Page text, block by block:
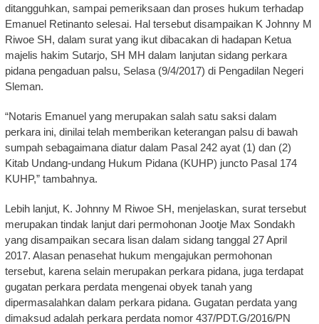
ditangguhkan, sampai pemeriksaan dan proses hukum terhadap
Emanuel Retinanto selesai. Hal tersebut disampaikan K Johnny M
Riwoe SH, dalam surat yang ikut dibacakan di hadapan Ketua
majelis hakim Sutarjo, SH MH dalam lanjutan sidang perkara
pidana pengaduan palsu, Selasa (9/4/2017) di Pengadilan Negeri
Sleman.
“Notaris Emanuel yang merupakan salah satu saksi dalam
perkara ini, dinilai telah memberikan keterangan palsu di bawah
sumpah sebagaimana diatur dalam Pasal 242 ayat (1) dan (2)
Kitab Undang-undang Hukum Pidana (KUHP) juncto Pasal 174
KUHP,” tambahnya.
Lebih lanjut, K. Johnny M Riwoe SH, menjelaskan, surat tersebut
merupakan tindak lanjut dari permohonan Jootje Max Sondakh
yang disampaikan secara lisan dalam sidang tanggal 27 April
2017. Alasan penasehat hukum mengajukan permohonan
tersebut, karena selain merupakan perkara pidana, juga terdapat
gugatan perkara perdata mengenai obyek tanah yang
dipermasalahkan dalam perkara pidana. Gugatan perdata yang
dimaksud adalah perkara perdata nomor 437/PDT.G/2016/PN